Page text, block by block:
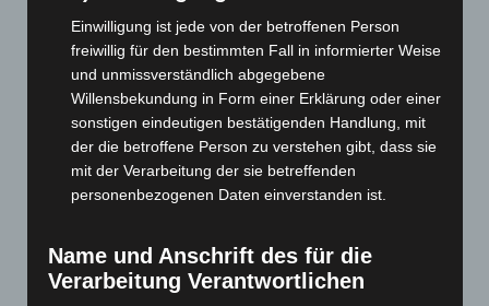
Januar 2023(140)
Dezember 2022
November 2022(167)
Oktober 2022(166)
September 2022
(205)
August 2022(166)
Juni 2022(167)
Mai 2022 (177)
Einwilligung ist jede von der betroffenen Person
freiwillig für den bestimmten Fall in informierter Weise
und unmissverständlich abgegebene
Willensbekundung in Form einer Erklärung oder einer
sonstigen eindeutigen bestätigenden Handlung, mit
der die betroffene Person zu verstehen gibt, dass sie
mit der Verarbeitung der sie betreffenden
personenbezogenen Daten einverstanden ist.
Name und Anschrift des für die
Verarbeitung Verantwortlichen